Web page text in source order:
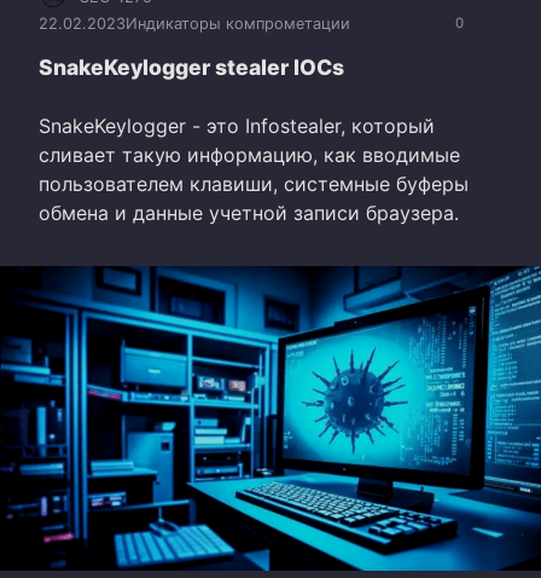
0
22.02.2023Индикаторы компрометации
SnakeKeylogger stealer IOCs
SnakeKeylogger - это Infostealer, который
сливает такую информацию, как вводимые
пользователем клавиши, системные буферы
обмена и данные учетной записи браузера.